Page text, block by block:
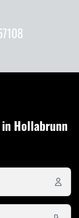
Hollabrunn